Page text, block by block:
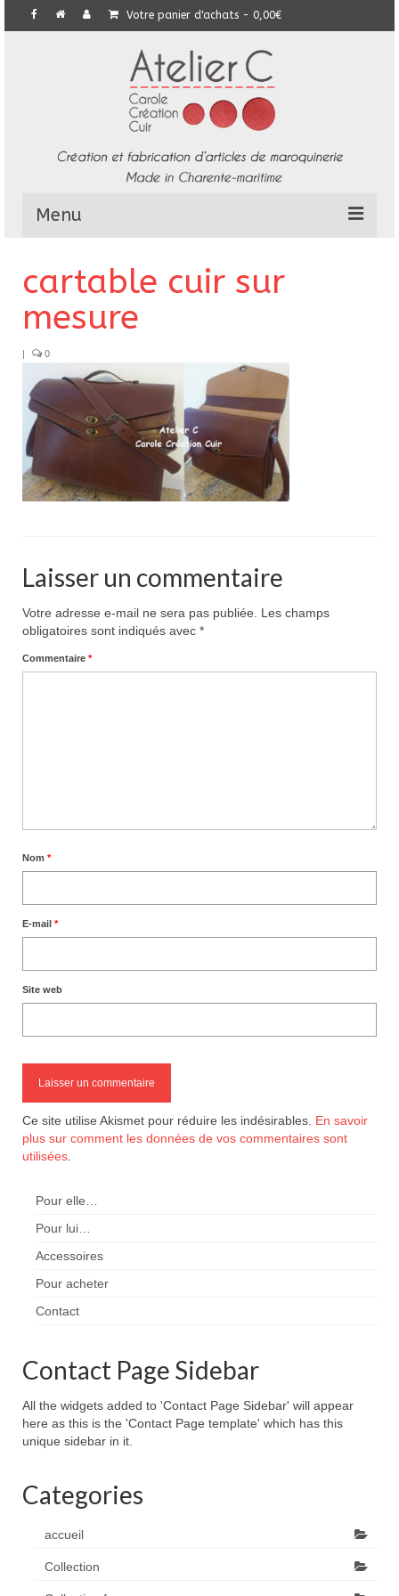
Votre panier d'achats - 0,00€
Menu
E-Boutique
Pour acheter
Contact
cartable cuir sur
mesure
| 0
Laisser un commentaire
Votre adresse e-mail ne sera pas publiée.
Les champs
obligatoires sont indiqués avec *
Commentaire *
Nom *
E-mail *
Site web
Ce site utilise Akismet pour réduire les indésirables. En savoir
plus sur comment les données de vos commentaires sont
utilisées
Pour elle…
Pour lui…
Accessoires
Pour acheter
Contact
Contact Page Sidebar
All the widgets added to 'Contact Page Sidebar' will appear
here as this is the 'Contact Page template' which has this
unique sidebar in it.
Categories
accueil
Collection